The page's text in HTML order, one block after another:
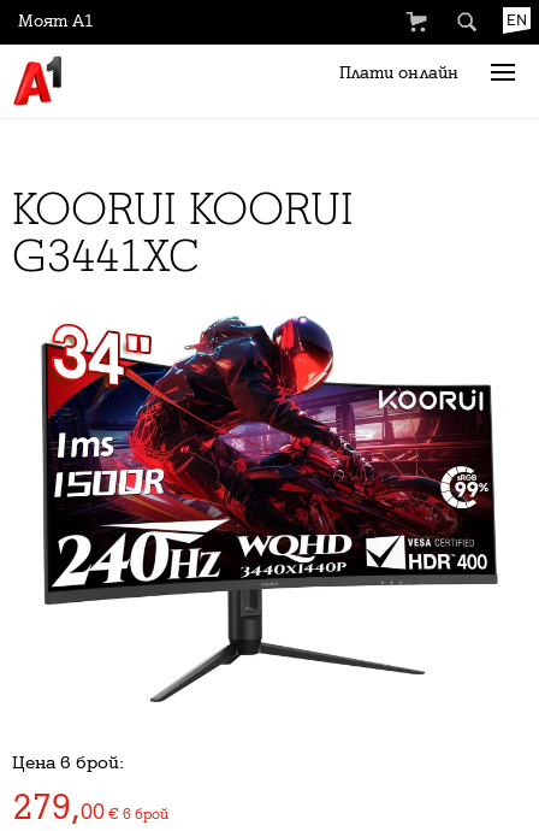
EN
Плати онлайн
Моят А1
KOORUI KOORUI
G3441XC
Цена в брой:
279,00 € в брой